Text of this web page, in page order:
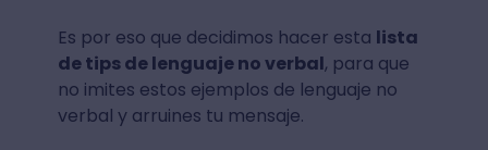
Es por eso que decidimos hacer esta lista
de tips de lenguaje no verbal, para que
no imites estos ejemplos de lenguaje no
verbal y arruines tu mensaje.